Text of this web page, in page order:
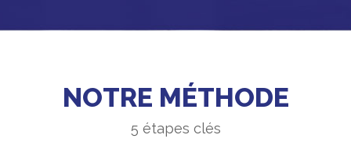
NOTRE MÉTHODE
5 étapes clés